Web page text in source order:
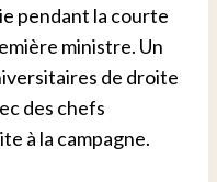
pendant la courte
ministre. Un
de droite
des chefs
à la campagne.